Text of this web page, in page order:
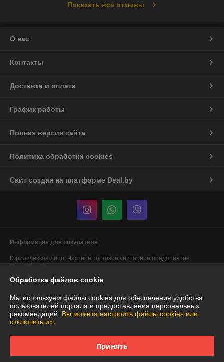
Показать все отзывы
О нас
Контакты
Доставка и оплата
График работы
Полная версия сайта
Политика обработки cookies
Сайт создан на платформе Deal.by
Информация для покупателя
Юридическое лицо: Частное торговое унитарное предприятие
"АннаДекор"
УНП: 290487319
Регистрационный орган: Брестский областной исполнительный
Дата регистрации компании: 29.12.2007
Обработка файлов cookie
Мы используем файлы cookies для обеспечения удобства
пользователей портала и предоставления персональных
рекомендаций. Вы можете настроить файлы cookies или
отключить их.
Принять